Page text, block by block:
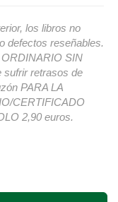
los libros no
defectos reseñables.
SIN
retrasos de
PARA LA
CERTIFICADO
2,90 euros.